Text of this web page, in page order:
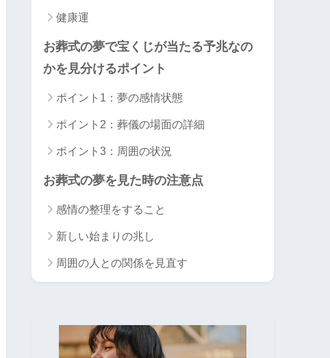
健康運
お葬式の夢で宝くじが当たる予兆なの
かを見分けるポイント
ポイント1：夢の感情状態
ポイント2：葬儀の場面の詳細
ポイント3：周囲の状況
お葬式の夢を見た時の注意点
感情の整理をすること
新しい始まりの兆し
周囲の人との関係を見直す